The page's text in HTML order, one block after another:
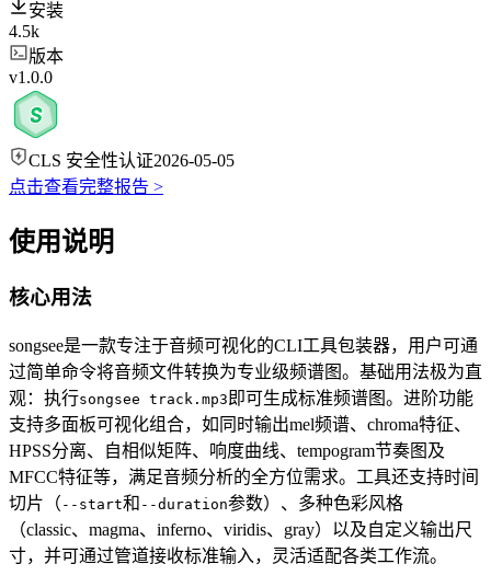
安装
4.5k
版本
v1.0.0
CLS 安全性认证2026-05-05
点击查看完整报告 >
使用说明
核心用法
songsee是一款专注于音频可视化的CLI工具包装器，用户可通
过简单命令将音频文件转换为专业级频谱图。基础用法极为直
观：执行songsee track.mp3 即可生成标准频谱图。进阶功能
支持多面板可视化组合，如同时输出mel频谱、chroma特征、
HPSS分离、自相似矩阵、响度曲线、tempogram节奏图及
MFCC特征等，满足音频分析的全方位需求。工具还支持时间
切片（ --start和 --duration参数）、多种色彩风格
（classic、magma、inferno、viridis、gray）以及自定义输出尺
寸，并可通过管道接收标准输入，灵活适配各类工作流。